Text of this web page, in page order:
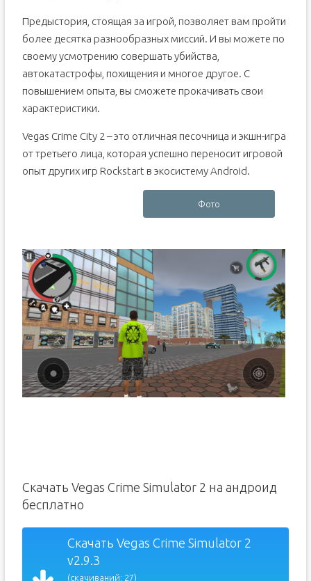
Предыстория, стоящая за игрой, позволяет вам пройти
более десятка разнообразных миссий. И вы можете по
своему усмотрению совершать убийства,
автокатастрофы, похищения и многое другое. С
повышением опыта, вы сможете прокачивать свои
характеристики.
Vegas Crime City 2 – это отличная песочница и экшн-игра
от третьего лица, которая успешно переносит игровой
опыт других игр Rockstart в экосистему Android.
Фото
Скачать Vegas Crime Simulator 2 на андроид
бесплатно
Скачать Vegas Crime Simulator 2
v2.9.3
(скачиваний: 27)